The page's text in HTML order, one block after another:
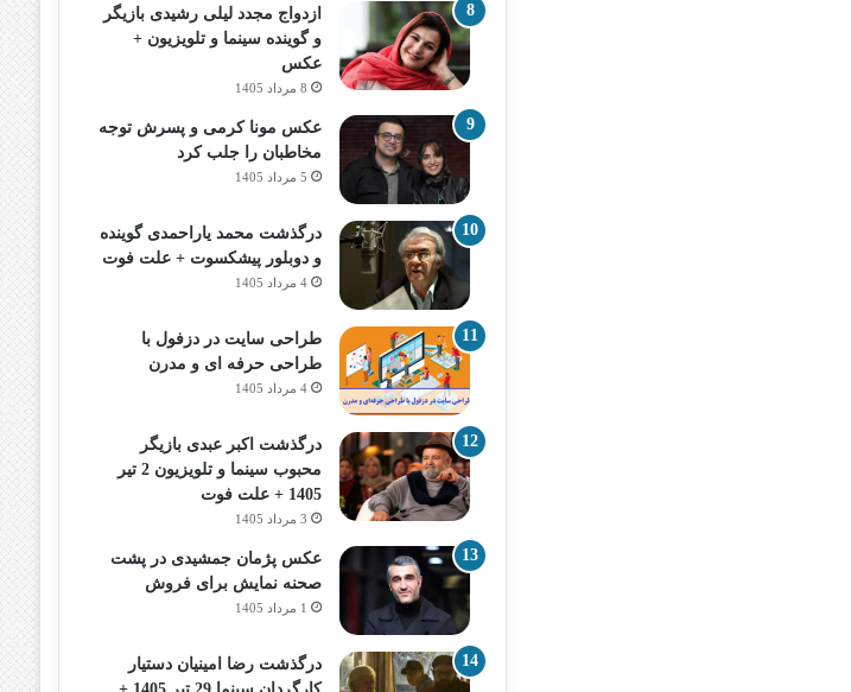
ازدواج مجدد لیلی رشیدی بازیگر
و گوینده سینما و تلویزیون +
عکس
8 مرداد 1405
عکس مونا کرمی و پسرش توجه
مخاطبان را جلب کرد
5 مرداد 1405
درگذشت محمد یاراحمدی گوینده
و دوبلور پیشکسوت + علت فوت
4 مرداد 1405
طراحی سایت در دزفول با
طراحی حرفه‌ ای و مدرن
4 مرداد 1405
درگذشت اکبر عبدی بازیگر
محبوب سینما و تلویزیون 2 تیر
1405 + علت فوت
3 مرداد 1405
عکس پژمان جمشیدی در پشت
صحنه نمایش برای فروش
1 مرداد 1405
درگذشت رضا امینیان دستیار